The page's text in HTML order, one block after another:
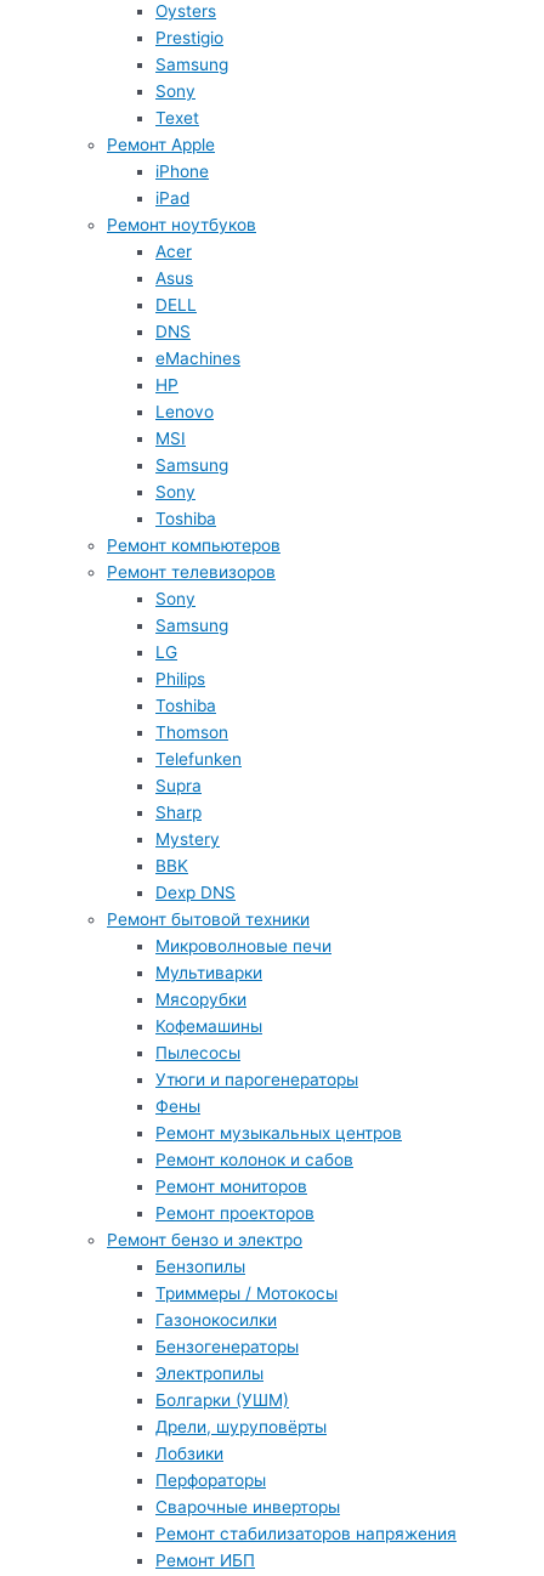
Oysters
Prestigio
Samsung
Sony
Texet
Ремонт Apple
iPhone
iPad
Ремонт ноутбуков
Acer
Asus
DELL
DNS
eMachines
HP
Lenovo
MSI
Samsung
Sony
Toshiba
Ремонт компьютеров
Ремонт телевизоров
Sony
Samsung
LG
Philips
Toshiba
Thomson
Telefunken
Supra
Sharp
Mystery
BBK
Dexp DNS
Ремонт бытовой техники
Микроволновые печи
Мультиварки
Мясорубки
Кофемашины
Пылесосы
Утюги и парогенераторы
Фены
Ремонт музыкальных центров
Ремонт колонок и сабов
Ремонт мониторов
Ремонт проекторов
Ремонт бензо и электро
Бензопилы
Триммеры / Мотокосы
Газонокосилки
Бензогенераторы
Электропилы
Болгарки (УШМ)
Дрели, шуруповёрты
Лобзики
Перфораторы
Сварочные инверторы
Ремонт стабилизаторов напряжения
Ремонт ИБП